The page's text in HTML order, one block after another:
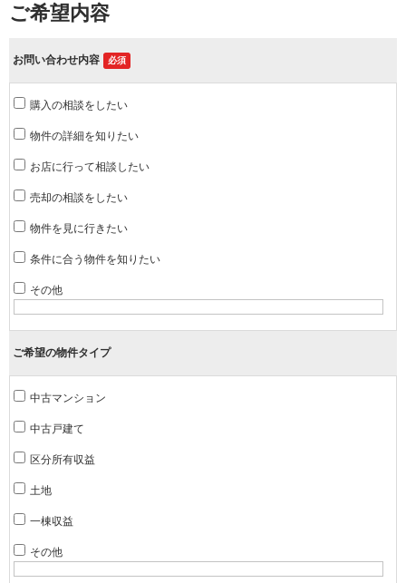
ご希望内容
お問い合わせ内容 必須
購入の相談をしたい
物件の詳細を知りたい
お店に行って相談したい
売却の相談をしたい
物件を見に行きたい
条件に合う物件を知りたい
その他
ご希望の物件タイプ
中古マンション
中古戸建て
区分所有収益
土地
一棟収益
その他